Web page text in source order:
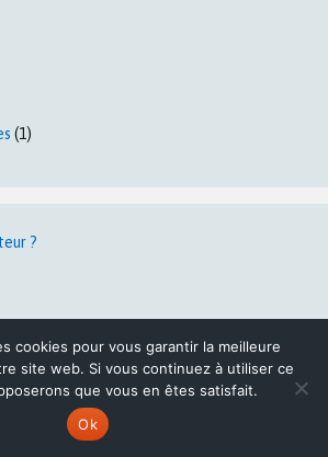
(1)
?
lus du dernier
cookies pour vous garantir la meilleure
site web. Si vous continuez à utiliser ce
que vous en êtes satisfait.
Ok